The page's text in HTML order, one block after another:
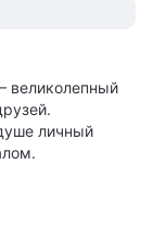
великолепный
личный